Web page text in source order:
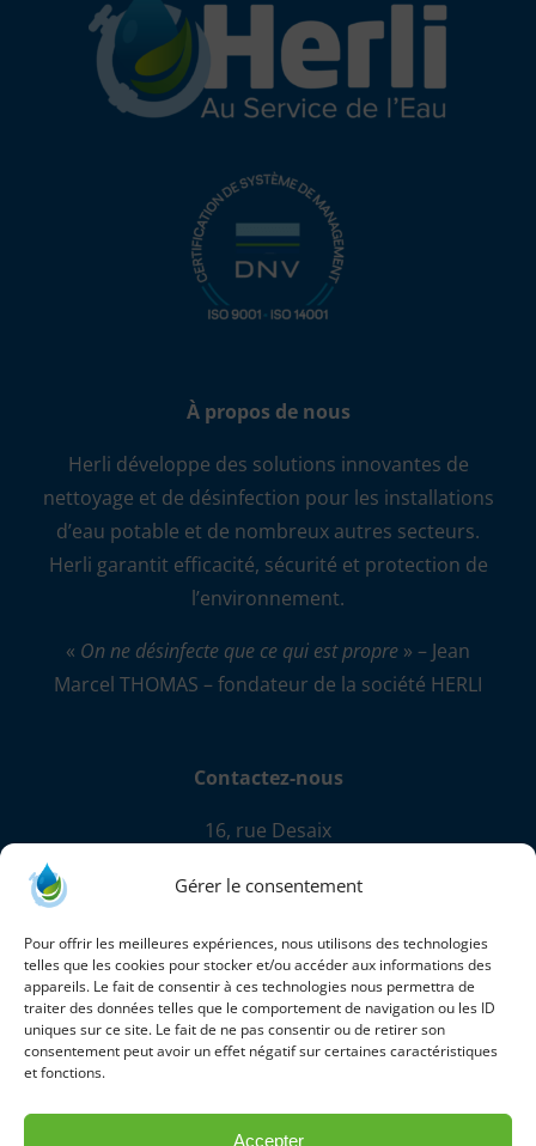
Gérer le consentement
Pour offrir les meilleures expériences, nous utilisons des technologies
telles que les cookies pour stocker et/ou accéder aux informations des
appareils. Le fait de consentir à ces technologies nous permettra de
traiter des données telles que le comportement de navigation ou les ID
uniques sur ce site. Le fait de ne pas consentir ou de retirer son
consentement peut avoir un effet négatif sur certaines caractéristiques
et fonctions.
Accepter
À propos de nous
Herli développe des solutions innovantes de
nettoyage et de désinfection pour les installations
d’eau potable et de nombreux autres secteurs.
Herli garantit efficacité, sécurité et protection de
l’environnement.
« On ne désinfecte que ce qui est propre » – Jean
Marcel THOMAS – fondateur de la société HERLI
Contactez-nous
16, rue Desaix
information@herli.com
Chambre de commerce de Strasbourg
B384356572